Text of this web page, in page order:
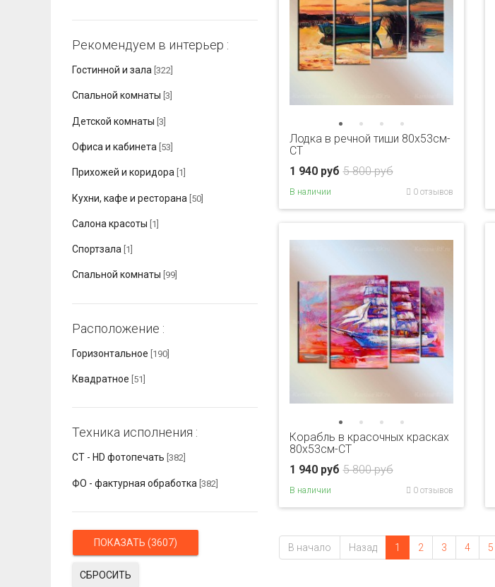
Лодка в речной тиши 80x53см-
CT
5 800 руб
1 940 руб
В наличии 0 отзывов
Корабль в красочных красках
80x53см-CT
5 800 руб
1 940 руб
В наличии 0 отзывов
В начало Назад 1 2 3 4 5
Рекомендуем в интерьер :
Гостинной и зала [322]
Спальной комнаты [3]
Детской комнаты [3]
Офиса и кабинета [53]
Прихожей и коридора [1]
Кухни, кафе и ресторана [50]
Салона красоты [1]
Спортзала [1]
Спальной комнаты [99]
Расположение :
Горизонтальное [190]
Квадратное [51]
Техника исполнения :
СТ - HD фотопечать [382]
ФО - фактурная обработка [382]
СБРОСИТЬ